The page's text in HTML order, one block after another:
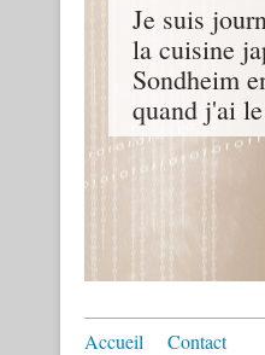
Je suis
la cuisine
Sondheim
quand j'ai
Accueil Contact